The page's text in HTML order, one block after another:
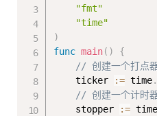
"fmt"
"time"
)
func main( )
{
// 创建一个打点
    ticker
:= time.
// 创建一个计时
    stopper
:= time